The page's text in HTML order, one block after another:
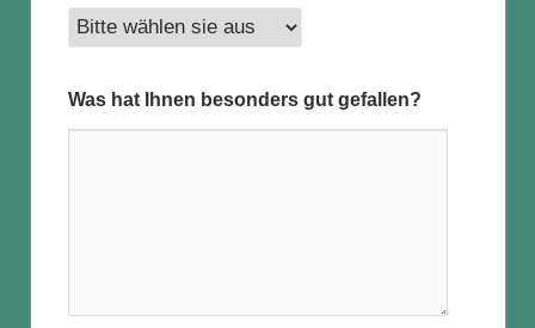
Was hat Ihnen besonders gut gefallen?